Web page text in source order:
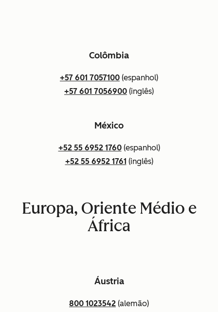
Colômbia
+57 601 7057100 (espanhol)
+57 601 7056900 (inglês)
México
+52 55 6952 1760(espanhol)
+52 55 6952 1761 (inglês)
Europa, Oriente Médio e
África
Áustria
800 1023542 (alemão)